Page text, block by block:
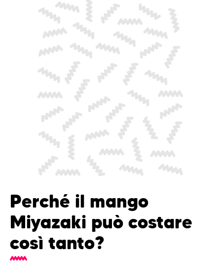
Perché il mango
Miyazaki può costare
così tanto?